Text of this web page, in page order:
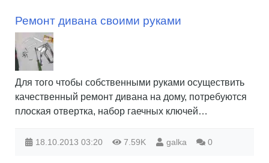
Ремонт дивана своими руками
Для того чтобы собственными руками осуществить
качественный ремонт дивана на дому, потребуются
плоская отвертка, набор гаечных ключей…
18.10.2013 03:20 7.59K galka 0